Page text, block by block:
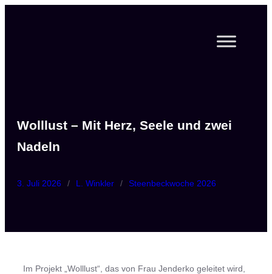
Wolllust – Mit Herz, Seele und zwei
Nadeln
3. Juli 2026 / L. Winkler / Steenbeckwoche 2026
Im Projekt „Wolllust“, das von Frau Jenderko geleitet wird,